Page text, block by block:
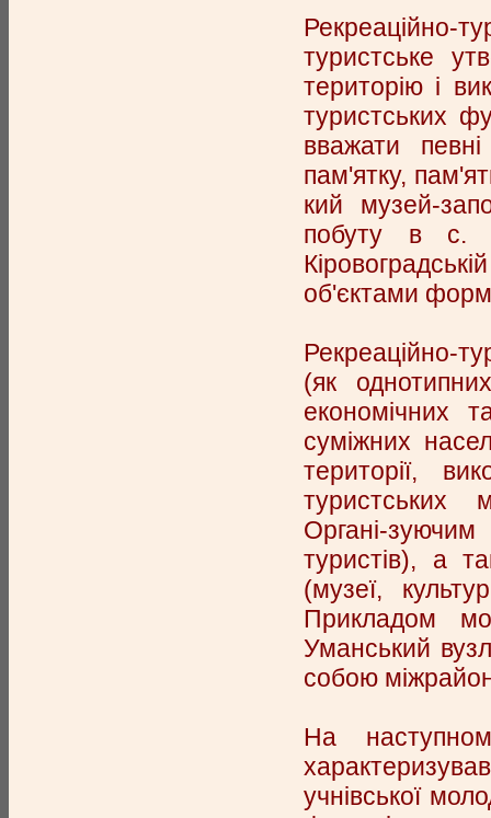
Рекреаційно-
туристське
територію і
туристських
вважати
пам'ятку,
кий музей-
побуту в с.
об'єктами
Рекреаційно-
(як
економічних
суміжних
території,
туристських
Органі-
туристів), а
(музеї,
Прикладом
Уманський
собою
На
учнівської